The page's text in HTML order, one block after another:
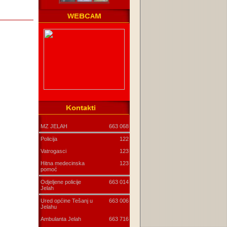
MZ JELAH 663 068
Policija
122
Vatrogasci
123
Hitna medecinska
pomoć
123
Odjeljene policije
Jelah
663 014
Ured općine Tešanj u
Jelahu
663 006
Ambulanta Jelah 663 716